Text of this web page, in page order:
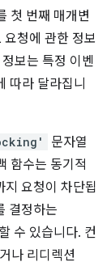
첫 번째 매개변
청에 관한 정보
보는 특정 이벤
따라 달라집니
문자열
함수는 동기적
요청이 차단됩
결정하는
수 있습니다. 컨
나 리디렉션